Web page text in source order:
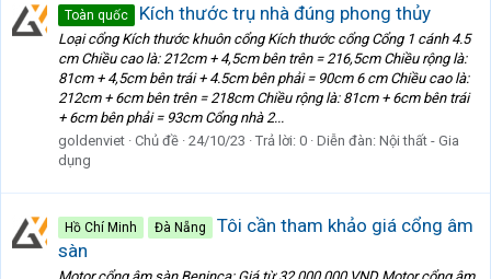
Toàn quốc Kích thước trụ nhà đúng phong thủy
Loại cổng Kích thước khuôn cổng Kích thước cổng Cổng 1 cánh 4.5
cm Chiều cao là: 212cm + 4,5cm bên trên = 216,5cm Chiều rộng là:
81cm + 4,5cm bên trái + 4.5cm bên phải = 90cm 6 cm Chiều cao là:
212cm + 6cm bên trên = 218cm Chiều rộng là: 81cm + 6cm bên trái
+ 6cm bên phải = 93cm Cổng nhà 2...
goldenviet Chủ đề 24/10/23 Trả lời: 0 Diễn đàn: Nội thất - Gia
dụng
Hồ Chí Minh Đà Nẵng
Tôi cần tham khảo giá cổng âm
sàn